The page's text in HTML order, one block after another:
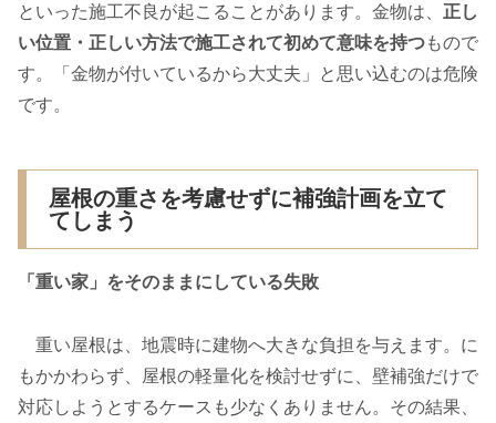
といった施工不良が起こることがあります。金物は、 正し
い位置・正しい方法で施工されて初めて意味を持つもので
す。「金物が付いているから大丈夫」と思い込むのは危険
です。
屋根の重さを考慮せずに補強計画を立て
てしまう
「重い家」をそのままにしている失敗
重い屋根は、地震時に建物へ大きな負担を与えます。に
もかかわらず、屋根の軽量化を検討せずに、壁補強だけで
対応しようとするケースも少なくありません。その結果、